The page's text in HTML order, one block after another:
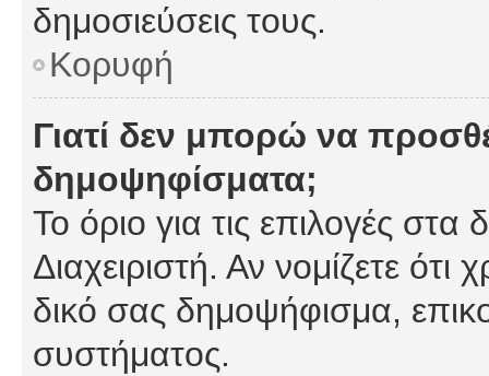
δημοσιεύσεις τους.
Κορυφή
Γιατί δεν μπορώ να
δημοψηφίσματα;
Το όριο για τις επιλογές
Διαχειριστή. Αν νομίζετε ότι
δικό σας δημοψήφισμα,
συστήματος.